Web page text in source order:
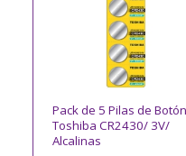
Pack de 5 Pilas de Botón
Toshiba CR2430/ 3V/
Alcalinas